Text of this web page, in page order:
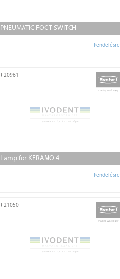
PNEUMATIC FOOT SWITCH
Rendelésre
R-20961
Lamp for KERAMO 4
Rendelésre
R-21050